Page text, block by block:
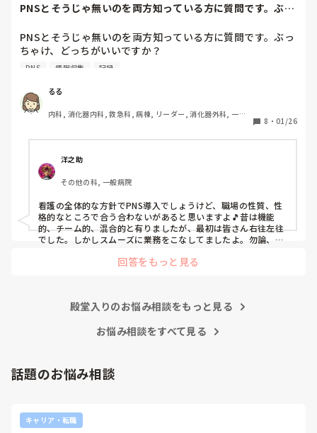
自分が情けなくて情けなくて😭
こんなバカな私をせめて笑い飛ばしてください笑
PNSとそうじゃ無いのを両方知っている方に質問です。ぶっ
PNSとそうじゃ無いのを両方知っている方に質問です。ぶっ
ちゃけ、どっちがいいですか？
後、PNSを廃止しました。
私は、そのPNSを廃止した病棟からまだPNSをやっている病
棟に9月に異動してきました。
じざるを得ませんでした。
色々な病棟に入院したことのある患者さんも、「(私が異動
する前の病棟の方が)新人が患者から見てもよく動けてた
よ」と言っていました。
現病棟はPNSだけれども、結局は忙しくて、新人の面倒を見
てられず、清潔ケアや単純に点滴を繋げてくるなど、簡単な
仕事しか新人にさせていませんでした。PNSを廃止した病棟
では、イベントは必ずと言っていいほど新人に担当させて、
ることがどんどん増えていったと思っています。
朝の情報収集にも時間がかかり、結果、患者のことがわから
の意味があるのか疑問です。
やったことないの！？もう10ヶ月なんだから、未経験なこと
新人さんが可愛そう、と感じることもある反面、ペアの先輩
が何か処置をしているけど、ペアの新人はのんびり記録して
PNS 情報収集 記録
るる
内科, 消化器内科, 救急科, 病棟, リーダー, 消化器外科, 一般
8 ・ 01/26
洋之助
その他の科, 一般病院
看護の全体的な方針でPNS導入でしょうけど、職場の性質、性
格的なところで合う合わないがあると思いますよ🎵昔は機能
的、チーム的、混合的と有りましたが、最初は皆さん右往左往
でした。しかしスムーズに業務をこなしてましたよ。勿論、指
と意見交換を行うべきと思いますよ🎵それに人手が足りないの
の向き合い方になると思いますよ🎵僕は昔の人間なので、昔は
いと思います。昔は患者様、スタッフ全員に目を配れる人が沢
るなら実施してみてはどうでしょうか⁉️そういう事と思います
回答をもっと見る
殿堂入りのお悩み相談をもっと見る
お悩み相談をすべて見る
話題のお悩み相談
キャリア・転職